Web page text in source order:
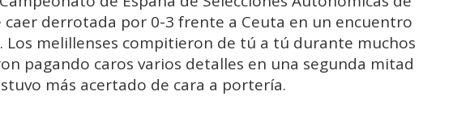
caer derrotada por 0-3 frente a Ceuta en un encuentro
Los melillenses compitieron de tú a tú durante muchos
pagando caros varios detalles en una segunda mitad
más acertado de cara a portería.